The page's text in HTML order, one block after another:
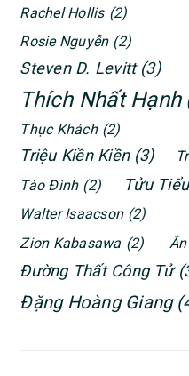
Rachel Hollis (2)
Rosie Nguyễn (2)
Steven D. Levitt (3)
Thích Nhất Hạnh
Thục Khách (2)
Triệu Kiền Kiền (3)
Tào Đình (2) Tửu
Walter Isaacson (2)
Zion Kabasawa (2)
Đường Thất Công Tử
Đặng Hoàng Giang